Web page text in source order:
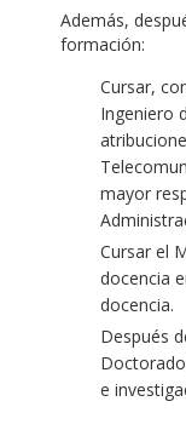
Además,
formación:
Cursar,
Ingeniero
mayor
Cursar el
docencia
docencia.
Después
e